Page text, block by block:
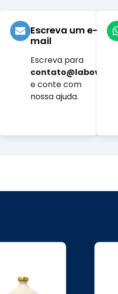
Escreva um e-
mail
Escreva para
e conte com
nossa ajuda.